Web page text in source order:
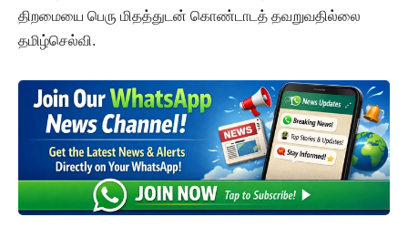
திறமையை பெரு மிதத்துடன் கொண்டாடத் தவறுவதில்லை
தமிழ்செல்வி.